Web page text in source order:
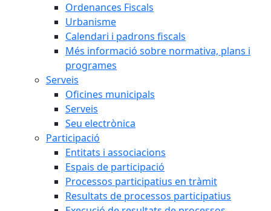
Ordenances Fiscals
Urbanisme
Calendari i padrons fiscals
Més informació sobre normativa, plans i
programes
Serveis
Oficines municipals
Serveis
Seu electrònica
Participació
Entitats i associacions
Espais de participació
Processos participatius en tràmit
Resultats de processos participatius